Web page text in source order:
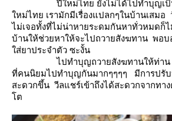
ปีใหม่ไทย ยังไม่ได้ไปทำบุญเป็
หม่ไทย เรามักมีเรื่องแปลกๆในบ้านเสม
ไม่เจอทั้งที่ไม่น่าหายระดมกันหาทั่วหมดก็ไ
บ้านให้ช่วยหาให้จะไปถวายสังฆทาน พอบ
ส่ยาประจำตัว ซะงั้น
ไปทำบุญถวายสังฆทานให้ท่าน ที่
ที่คนนิยมไปทำบุญกันมากๆๆๆๆ มีการปรับ
สะดวกขึ้น วีลแชร์เข้าถึงได้สะดวกจากทา
ต